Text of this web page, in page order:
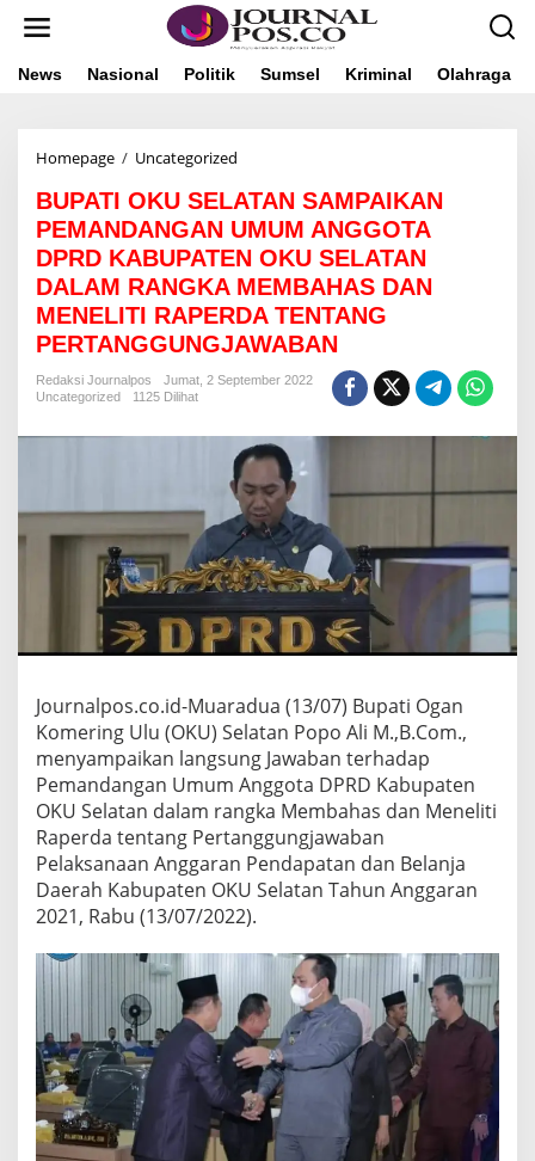
News Nasional Politik Sumsel Kriminal Olahraga
Homepage / Uncategorized
P
A
T
I
O
K
U
S
E
T
A
N
S
A
M
P
A
I
K
A
E
M
A
N
D
A
N
G
A
N
U
M
M
A
N
G
G
O
T
BUPATI OKU SELATAN SAMPAIKAN
PEMANDANGAN UMUM ANGGOTA
DPRD KABUPATEN OKU SELATAN
DALAM RANGKA MEMBAHAS DAN
MENELITI RAPERDA TENTANG
PERTANGGUNGJAWABAN
Redaksi Journalpos
Jumat, 2 September 2022
Uncategorized
1125 Dilihat
Journalpos.co.id-Muaradua (13/07) Bupati Ogan
Komering Ulu (OKU) Selatan Popo Ali M.,B.Com.,
menyampaikan langsung Jawaban terhadap
Pemandangan Umum Anggota DPRD Kabupaten
OKU Selatan dalam rangka Membahas dan Meneliti
Raperda tentang Pertanggungjawaban
Pelaksanaan Anggaran Pendapatan dan Belanja
Daerah Kabupaten OKU Selatan Tahun Anggaran
2021, Rabu (13/07/2022).